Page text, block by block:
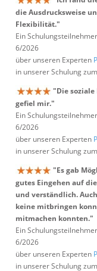
die Ausdrucksweise
Flexibilität."
Ein
6/2026
über unseren Experten
in unserer Schulung
"Die
gefiel mir."
Ein
6/2026
über unseren Experten
in unserer Schulung
"Es gab
gutes Eingehen auf
und verständlich.
keine mitbringen
mitmachen konnten."
Ein
6/2026
über unseren Experten
in unserer Schulung